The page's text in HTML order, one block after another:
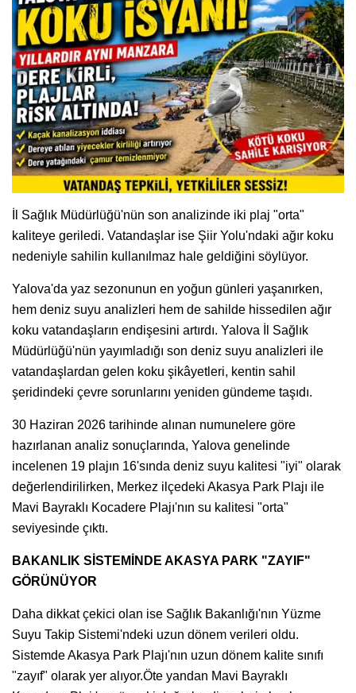
İl Sağlık Müdürlüğü'nün son analizinde iki plaj "orta"
kaliteye geriledi. Vatandaşlar ise Şiir Yolu'ndaki ağır koku
nedeniyle sahilin kullanılmaz hale geldiğini söylüyor.
Yalova'da yaz sezonunun en yoğun günleri yaşanırken,
hem deniz suyu analizleri hem de sahilde hissedilen ağır
koku vatandaşların endişesini artırdı. Yalova İl Sağlık
Müdürlüğü'nün yayımladığı son deniz suyu analizleri ile
vatandaşlardan gelen koku şikâyetleri, kentin sahil
şeridindeki çevre sorunlarını yeniden gündeme taşıdı.
30 Haziran 2026 tarihinde alınan numunelere göre
hazırlanan analiz sonuçlarında, Yalova genelinde
incelenen 19 plajın 16'sında deniz suyu kalitesi "iyi" olarak
değerlendirilirken, Merkez ilçedeki Akasya Park Plajı ile
Mavi Bayraklı Kocadere Plajı'nın su kalitesi "orta"
seviyesinde çıktı.
BAKANLIK SİSTEMİNDE AKASYA PARK "ZAYIF"
GÖRÜNÜYOR
Daha dikkat çekici olan ise Sağlık Bakanlığı'nın Yüzme
Suyu Takip Sistemi'ndeki uzun dönem verileri oldu.
Sistemde Akasya Park Plajı'nın uzun dönem kalite sınıfı
"zayıf" olarak yer alıyor.Öte yandan Mavi Bayraklı